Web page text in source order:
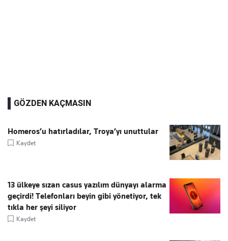
GÖZDEN KAÇMASIN
Homeros’u hatırladılar, Troya’yı unuttular
Kaydet
13 ülkeye sızan casus yazılım dünyayı alarma
geçirdi! Telefonları beyin gibi yönetiyor, tek
tıkla her şeyi siliyor
Kaydet